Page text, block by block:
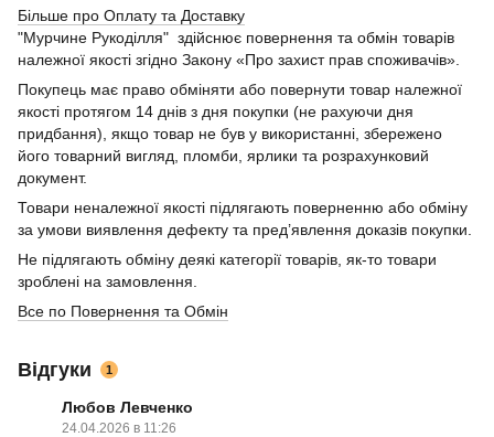
Більше про Оплату та Доставку
"Мурчине Рукоділля" здійснює повернення та обмін товарів
належної якості згідно Закону «Про захист прав споживачів».
Покупець має право обміняти або повернути товар належної
якості протягом 14 днів з дня покупки (не рахуючи дня
придбання), якщо товар не був у використанні, збережено
його товарний вигляд, пломби, ярлики та розрахунковий
документ.
Товари неналежної якості підлягають поверненню або обміну
за умови виявлення дефекту та пред’явлення доказів покупки.
Не підлягають обміну деякі категорії товарів, як-то товари
зроблені на замовлення.
Все по Повернення та Обмін
Відгуки 1
Любов Левченко
24.04.2026 в 11:26